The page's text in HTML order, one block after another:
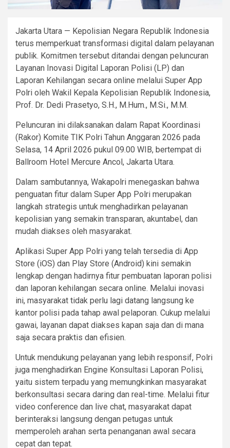
Jakarta Utara — Kepolisian Negara Republik Indonesia
terus memperkuat transformasi digital dalam pelayanan
publik. Komitmen tersebut ditandai dengan peluncuran
Layanan Inovasi Digital Laporan Polisi (LP) dan
Laporan Kehilangan secara online melalui Super App
Polri oleh Wakil Kepala Kepolisian Republik Indonesia,
Prof. Dr. Dedi Prasetyo, S.H., M.Hum., M.Si., M.M.
Peluncuran ini dilaksanakan dalam Rapat Koordinasi
(Rakor) Komite TIK Polri Tahun Anggaran 2026 pada
Selasa, 14 April 2026 pukul 09.00 WIB, bertempat di
Ballroom Hotel Mercure Ancol, Jakarta Utara.
Dalam sambutannya, Wakapolri menegaskan bahwa
penguatan fitur dalam Super App Polri merupakan
langkah strategis untuk menghadirkan pelayanan
kepolisian yang semakin transparan, akuntabel, dan
mudah diakses oleh masyarakat.
Aplikasi Super App Polri yang telah tersedia di App
Store (iOS) dan Play Store (Android) kini semakin
lengkap dengan hadirnya fitur pembuatan laporan polisi
dan laporan kehilangan secara online. Melalui inovasi
ini, masyarakat tidak perlu lagi datang langsung ke
kantor polisi pada tahap awal pelaporan. Cukup melalui
gawai, layanan dapat diakses kapan saja dan di mana
saja secara praktis dan efisien.
Untuk mendukung pelayanan yang lebih responsif, Polri
juga menghadirkan Engine Konsultasi Laporan Polisi,
yaitu sistem terpadu yang memungkinkan masyarakat
berkonsultasi secara daring dan real-time. Melalui fitur
video conference dan live chat, masyarakat dapat
berinteraksi langsung dengan petugas untuk
memperoleh arahan serta penanganan awal secara
cepat dan tepat.